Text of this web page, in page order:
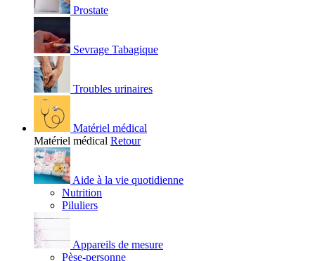
Prostate
Sevrage Tabagique
Troubles urinaires
Matériel médical
Matériel médical Retour
Aide à la vie quotidienne
Nutrition
Piluliers
Appareils de mesure
Pèse-personne